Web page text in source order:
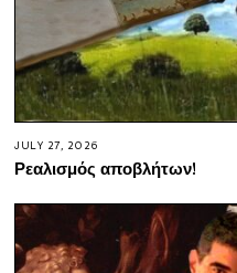
JULY 27, 2026
Ρεαλισμός αποβλήτων!